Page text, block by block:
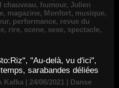
chauveau, humour, Julien
, magazine, Monfort, musique,
, performance, revue du
, rire, scene, sexe, spectacle,
"Au-delà, vu d'ici",
sarabandes déliées
Kafka | 24/06/2021 | Danse